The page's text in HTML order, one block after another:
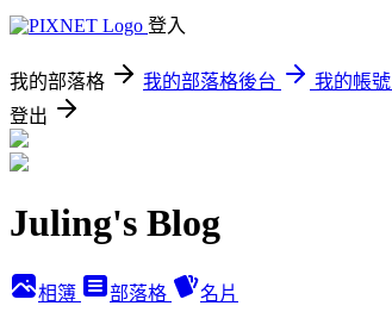
登入
我的部落格 我的部落格後台
我的帳號
登出
Juling's Blog
相簿 部落格 名片